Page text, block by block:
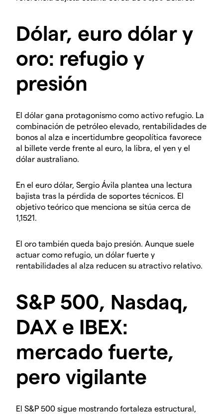
Dólar, euro dólar y
oro: refugio y
presión
El dólar gana protagonismo como activo refugio. La
combinación de petróleo elevado, rentabilidades de
bonos al alza e incertidumbre geopolítica favorece
al billete verde frente al euro, la libra, el yen y el
dólar australiano.
En el euro dólar, Sergio Ávila plantea una lectura
bajista tras la pérdida de soportes técnicos. El
objetivo teórico que menciona se sitúa cerca de
1,1521.
El oro también queda bajo presión. Aunque suele
actuar como refugio, un dólar fuerte y
rentabilidades al alza reducen su atractivo relativo.
S&P 500, Nasdaq,
DAX e IBEX:
mercado fuerte,
pero vigilante
El S&P 500 sigue mostrando fortaleza estructural,